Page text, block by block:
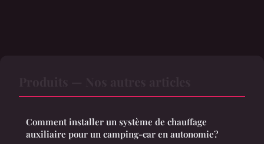
Comment installer un système de chauffage
auxiliaire pour un camping-car en autonomie?